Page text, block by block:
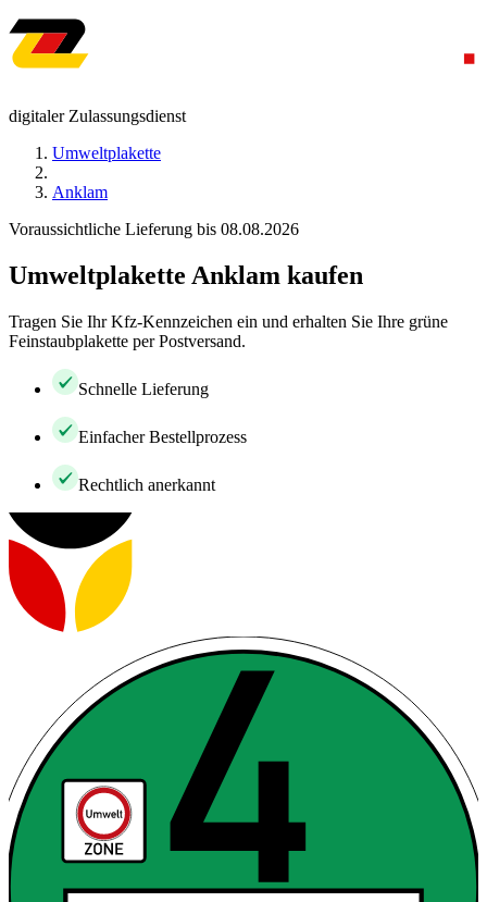
digitaler Zulassungsdienst
Umweltplakette
Anklam
Voraussichtliche Lieferung bis 08.08.2026
Umweltplakette Anklam kaufen
Tragen Sie Ihr Kfz-Kennzeichen ein und erhalten Sie Ihre grüne
Feinstaubplakette per Postversand.
Schnelle Lieferung
Einfacher Bestellprozess
Rechtlich anerkannt